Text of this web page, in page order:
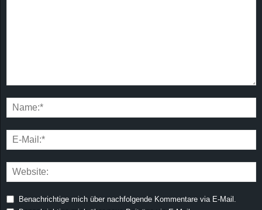
Benachrichtige mich über nachfolgende Kommentare via E-Mail.